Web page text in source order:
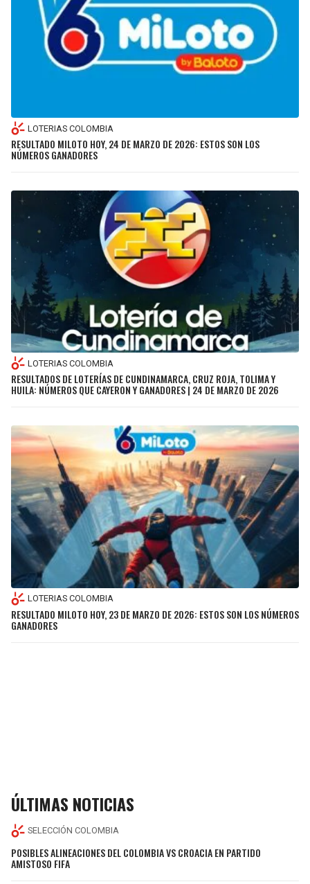
LOTERIAS COLOMBIA
RESULTADO MILOTO HOY, 24 DE MARZO DE 2026: ESTOS SON LOS
NÚMEROS GANADORES
LOTERIAS COLOMBIA
RESULTADOS DE LOTERÍAS DE CUNDINAMARCA, CRUZ ROJA, TOLIMA Y
HUILA: NÚMEROS QUE CAYERON Y GANADORES | 24 DE MARZO DE 2026
LOTERIAS COLOMBIA
RESULTADO MILOTO HOY, 23 DE MARZO DE 2026: ESTOS SON LOS NÚMEROS
GANADORES
ÚLTIMAS NOTICIAS
SELECCIÓN COLOMBIA
POSIBLES ALINEACIONES DEL COLOMBIA VS CROACIA EN PARTIDO
AMISTOSO FIFA